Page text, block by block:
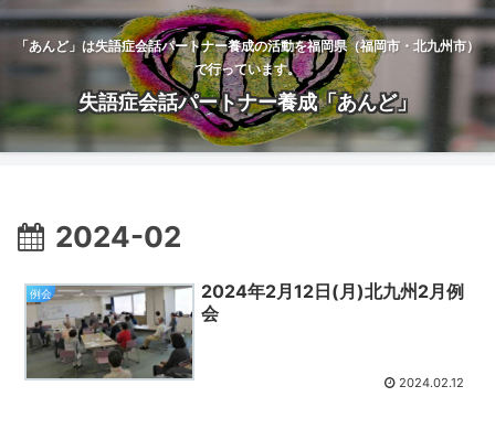
「あんど」は失語症会話パートナー養成の活動を福岡県（福岡市・北九州市）
で行っています。
失語症会話パートナー養成「あんど」
2024-02
例会
2024年2月12日(月)北九州2月例
会
2024.02.12